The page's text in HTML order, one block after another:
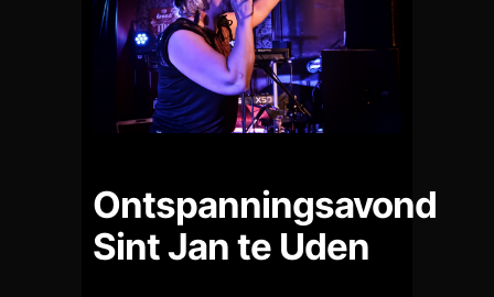
Ontspanningsavond
Sint Jan te Uden